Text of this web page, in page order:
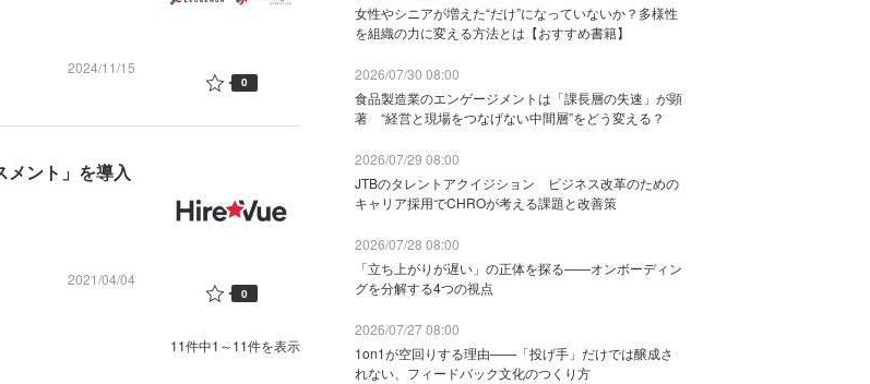
2024/11/15
0
ント」を導入
2021/04/04
0
11件中1～11件を表示
女性やシニアが増えた“だけ”になっていないか？多様性
を組織の力に変える方法とは【おすすめ書籍】
2026/07/30 08:00
食品製造業のエンゲージメントは「課長層の失速」が顕
著 “経営と現場をつなげない中間層”をどう変える？
2026/07/29 08:00
JTBのタレントアクイジション ビジネス改革のための
キャリア採用でCHROが考える課題と改善策
2026/07/28 08:00
「立ち上がりが遅い」の正体を探る——オンボーディン
グを分解する4つの視点
2026/07/27 08:00
1on1が空回りする理由——「投げ手」だけでは醸成さ
れない、フィードバック文化のつくり方